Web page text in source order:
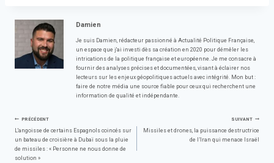
Damien
Je suis Damien, rédacteur passionné à Actualité Politique Française,
un espace que j'ai investi dès sa création en 2020 pour démêler les
intrications de la politique française et européenne. Je me consacre à
fournir des analyses précises et documentées, visant à éclairer nos
lecteurs sur les enjeux géopolitiques actuels avec intégrité. Mon but :
faire de notre média une source fiable pour ceux qui recherchent une
information de qualité et indépendante.
Navigation
de
PRÉCÉDENT
L'angoisse de certains Espagnols coincés sur
un bateau de croisière à Dubaï sous la pluie
de missiles : « Personne ne nous donne de
solution »
SUIVANT
Missiles et drones, la puissance destructrice
de l’Iran qui menace Israël